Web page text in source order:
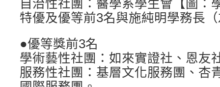
自治性社團：醫學系學生會【圖：
特優及優等前3名與施純明學務長
●優等獎前3名
學術藝性社團：如來實證社、恩友
服務性社團：基層文化服務團、杏